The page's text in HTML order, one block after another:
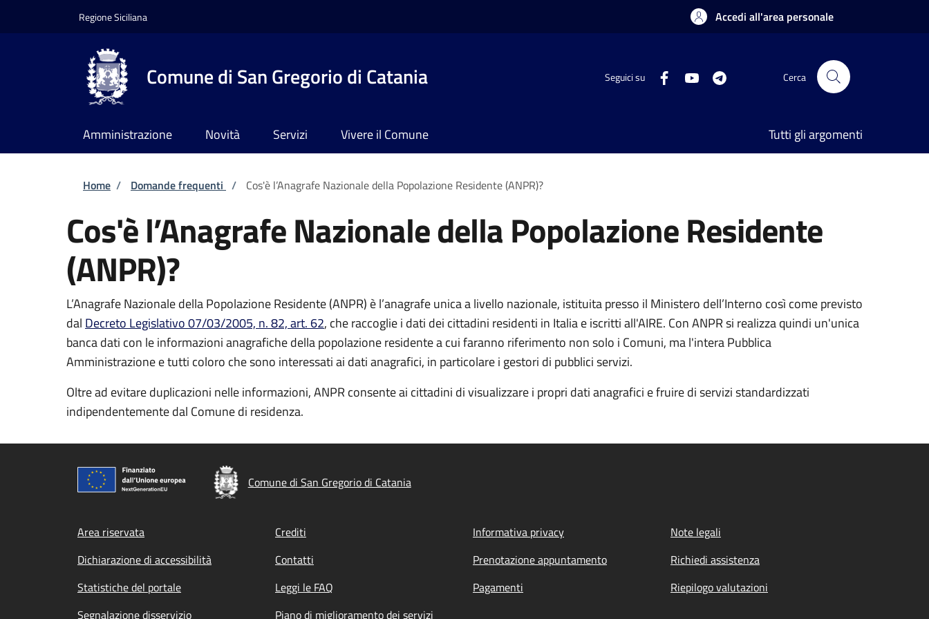
Regione Siciliana Accedi all'area personale
Comune di San Gregorio di Catania Seguici su Cerca
Amministrazione Novità Servizi Vivere il Comune Tutti gli argomenti
Briciole di pane
Home / Domande frequenti / Cos'è l’Anagrafe Nazionale della Popolazione Residente (ANPR)?
Cos'è l’Anagrafe Nazionale della Popolazione Residente
(ANPR)?
L’Anagrafe Nazionale della Popolazione Residente (ANPR) è l’anagrafe unica a livello nazionale, istituita presso il Ministero dell’Interno così come previsto
dal Decreto Legislativo 07/03/2005, n. 82, art. 62, che raccoglie i dati dei cittadini residenti in Italia e iscritti all'AIRE. Con ANPR si realizza quindi un'unica
banca dati con le informazioni anagrafiche della popolazione residente a cui faranno riferimento non solo i Comuni, ma l'intera Pubblica
Amministrazione e tutti coloro che sono interessati ai dati anagrafici, in particolare i gestori di pubblici servizi.
Oltre ad evitare duplicazioni nelle informazioni, ANPR consente ai cittadini di visualizzare i propri dati anagrafici e fruire di servizi standardizzati
indipendentemente dal Comune di residenza.
Comune di San Gregorio di Catania
Footer menu
Area riservata Crediti Informativa privacy
Note legali
Dichiarazione di accessibilità
Contatti Prenotazione appuntamento
Richiedi assistenza
Statistiche del portale
Leggi le FAQ Pagamenti
Riepilogo valutazioni
Segnalazione disservizio
Piano di miglioramento dei servizi